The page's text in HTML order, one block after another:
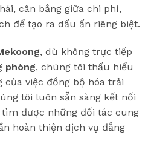
cân bằng giữa chi phí,
để tạo ra dấu ấn riêng biệt.
, dù không trực tiếp
phòng, chúng tôi thấu hiểu
việc đồng bộ hóa trải
tôi luôn sẵn sàng kết nối
được những đối tác cung
hoàn thiện dịch vụ đẳng